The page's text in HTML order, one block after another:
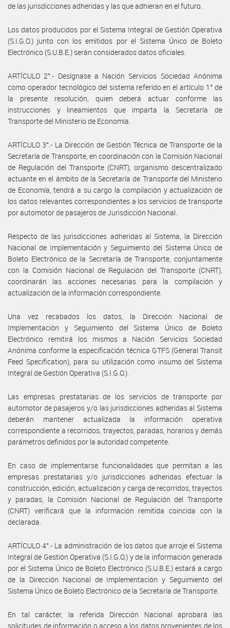
de las jurisdicciones adheridas y las que adhieran en el futuro.
Los datos producidos por el Sistema Integral de Gestión Operativa
(S.I.G.O.) junto con los emitidos por el Sistema Único de Boleto
Electrónico (S.U.B.E.) serán considerados datos oficiales.
ARTÍCULO 2°.- Desígnase a Nación Servicios Sociedad Anónima
como operador tecnológico del sistema referido en el artículo 1° de
la presente resolución, quien deberá actuar conforme las
instrucciones y lineamientos que imparta la Secretaría de
Transporte del Ministerio de Economía.
ARTÍCULO 3°.- La Dirección de Gestión Técnica de Transporte de la
Secretaría de Transporte, en coordinación con la Comisión Nacional
de Regulación del Transporte (CNRT), organismo descentralizado
actuante en el ámbito de la Secretaría de Transporte del Ministerio
de Economía, tendrá a su cargo la compilación y actualización de
los datos relevantes correspondientes a los servicios de transporte
por automotor de pasajeros de Jurisdicción Nacional.
Respecto de las jurisdicciones adheridas al Sistema, la Dirección
Nacional de Implementación y Seguimiento del Sistema Único de
Boleto Electrónico de la Secretaría de Transporte, conjuntamente
con la Comisión Nacional de Regulación del Transporte (CNRT),
coordinarán las acciones necesarias para la compilación y
actualización de la información correspondiente.
Una vez recabados los datos, la Dirección Nacional de
Implementación y Seguimiento del Sistema Único de Boleto
Electrónico remitirá los mismos a Nación Servicios Sociedad
Anónima conforme la especificación técnica GTFS (General Transit
Feed Specification), para su utilización como insumo del Sistema
Integral de Gestión Operativa (S.I.G.O.).
Las empresas prestatarias de los servicios de transporte por
automotor de pasajeros y/o las jurisdicciones adheridas al Sistema
deberán mantener actualizada la información operativa
correspondiente a recorridos, trayectos, paradas, horarios y demás
parámetros definidos por la autoridad competente.
En caso de implementarse funcionalidades que permitan a las
empresas prestatarias y/o jurisdicciones adheridas efectuar la
construcción, edición, actualización y carga de recorridos, trayectos
y paradas, la Comisión Nacional de Regulación del Transporte
(CNRT) verificará que la información remitida coincida con la
declarada.
ARTÍCULO 4°.- La administración de los datos que arroje el Sistema
Integral de Gestión Operativa (S.I.G.O.) y de la información generada
por el Sistema Único de Boleto Electrónico (S.U.B.E.) estará a cargo
de la Dirección Nacional de Implementación y Seguimiento del
Sistema Único de Boleto Electrónico de la Secretaría de Transporte.
En tal carácter, la referida Dirección Nacional aprobará las
solicitudes de información o acceso a los datos provenientes de los